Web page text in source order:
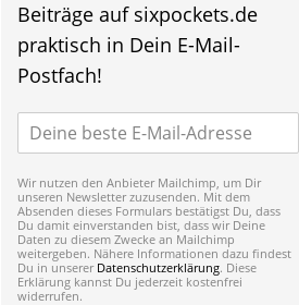
Beiträge auf sixpockets.de
praktisch in Dein E-Mail-
Postfach!
Wir nutzen den Anbieter Mailchimp, um Dir
unseren Newsletter zuzusenden. Mit dem
Absenden dieses Formulars bestätigst Du, dass
Du damit einverstanden bist, dass wir Deine
Daten zu diesem Zwecke an Mailchimp
weitergeben. Nähere Informationen dazu findest
Du in unserer Datenschutzerklärung. Diese
Erklärung kannst Du jederzeit kostenfrei
widerrufen.